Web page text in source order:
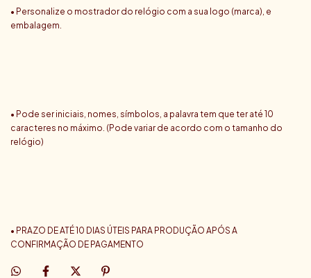
• Personalize o mostrador do relógio com a sua logo (marca), e
embalagem.
• Pode ser iniciais, nomes, símbolos, a palavra tem que ter até 10
caracteres no máximo. (Pode variar de acordo com o tamanho do
relógio)
• PRAZO DE ATÉ 10 DIAS ÚTEIS PARA PRODUÇÃO APÓS A
CONFIRMAÇÃO DE PAGAMENTO